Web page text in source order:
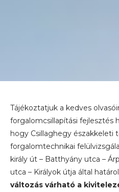
Tájékoztatjuk a kedves
forgalomcsillapítási fejlesztés
hogy Csillaghegy északkeleti
forgalomtechnikai
király út – Batthyány utca –
utca – Királyok útja által
változás várható a